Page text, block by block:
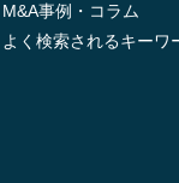
M&A事例・コラム
よく検索されるキーワ